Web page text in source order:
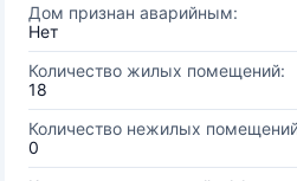
Дом признан аварийным:
Нет
Количество жилых помещений:
18
Количество нежилых
0